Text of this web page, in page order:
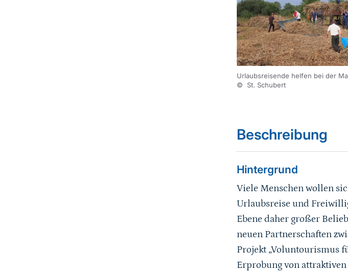
Urlaubsreisende helfen bei der
© St. Schubert
Beschreibung
Hintergrund
Viele Menschen wollen
Urlaubsreise und
Ebene daher großer
neuen Partnerschaften
Projekt „Voluntourismus
Erprobung von